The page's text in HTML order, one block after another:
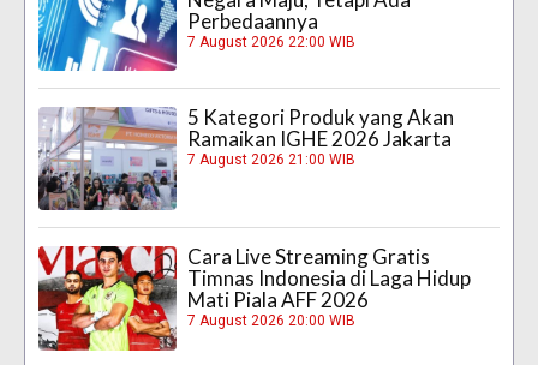
Perbedaannya
7 August 2026 22:00 WIB
5 Kategori Produk yang Akan
Ramaikan IGHE 2026 Jakarta
7 August 2026 21:00 WIB
Cara Live Streaming Gratis
Timnas Indonesia di Laga Hidup
Mati Piala AFF 2026
7 August 2026 20:00 WIB